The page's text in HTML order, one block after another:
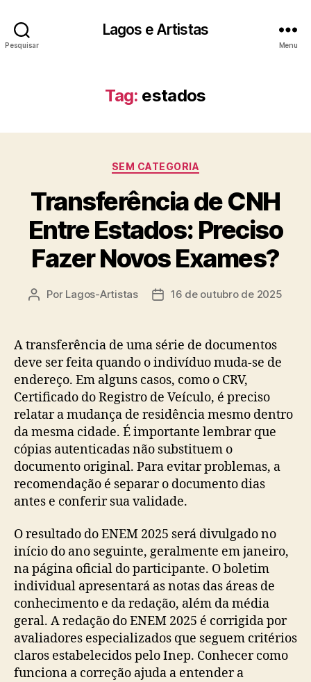
Pesquisar
Lagos e Artistas
Menu
Tag: estados
Categorias
SEM CATEGORIA
Transferência de CNH
Entre Estados: Preciso
Fazer Novos Exames?
Autor
Por Lagos-Artistas
Data16 de outubro de 2025
A transferência de uma série de documentos
deve ser feita quando o indivíduo muda-se de
endereço. Em alguns casos, como o CRV,
Certificado do Registro de Veículo, é preciso
relatar a mudança de residência mesmo dentro
da mesma cidade. É importante lembrar que
cópias autenticadas não substituem o
documento original. Para evitar problemas, a
recomendação é separar o documento dias
antes e conferir sua validade.
O resultado do ENEM 2025 será divulgado no
início do ano seguinte, geralmente em janeiro,
na página oficial do participante. O boletim
individual apresentará as notas das áreas de
conhecimento e da redação, além da média
geral. A redação do ENEM 2025 é corrigida por
avaliadores especializados que seguem critérios
claros estabelecidos pelo Inep. Conhecer como
funciona a correção ajuda a entender a